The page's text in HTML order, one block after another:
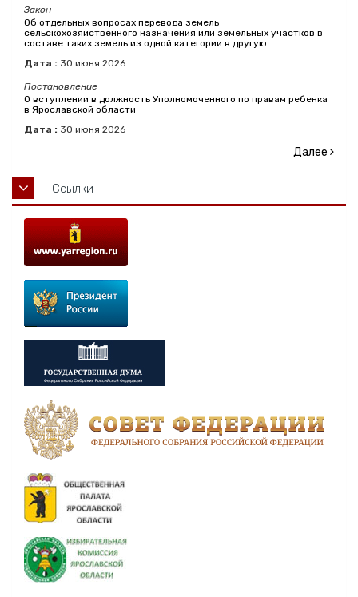
Закон
Об отдельных вопросах перевода земель
сельскохозяйственного назначения или земельных участков в
составе таких земель из одной категории в другую
Дата : 30 июня 2026
Постановление
О вступлении в должность Уполномоченного по правам ребенка
в Ярославской области
Дата : 30 июня 2026
Далее
Ссылки